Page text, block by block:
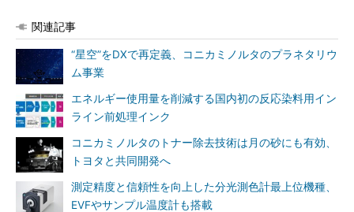
関連記事
“星空”をDXで再定義、コニカミノルタのプラネタリウ
ム事業
エネルギー使用量を削減する国内初の反応染料用イン
ライン前処理インク
コニカミノルタのトナー除去技術は月の砂にも有効、
トヨタと共同開発へ
測定精度と信頼性を向上した分光測色計最上位機種、
EVFやサンプル温度計も搭載